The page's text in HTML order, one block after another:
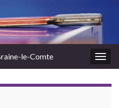
le-Comte